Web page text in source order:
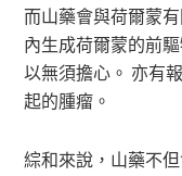
而山藥會與荷爾蒙
內生成荷爾蒙的前
以無須擔心。 亦有
起的腫瘤。
綜和來說，山藥不